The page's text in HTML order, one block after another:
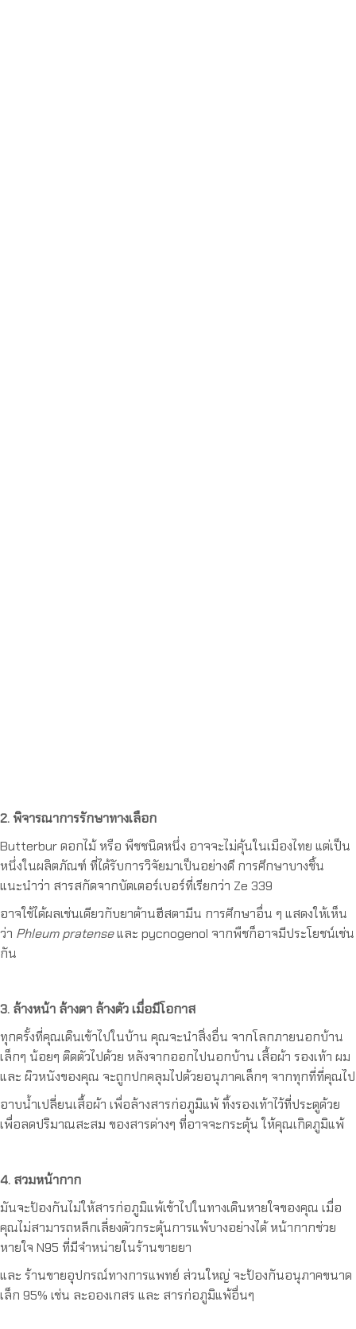
2. พิจารณาการรักษาทางเลือก
Butterbur ดอกไม้ หรือ พืชชนิดหนึ่ง อาจจะไม่คุ้นในเมืองไทย แต่เป็น
หนึ่งในผลิตภัณฑ์ ที่ได้รับการวิจัยมาเป็นอย่างดี การศึกษาบางชิ้น
แนะนำว่า สารสกัดจากบัตเตอร์เบอร์ที่เรียกว่า Ze 339
อาจใช้ได้ผลเช่นเดียวกับยาต้านฮีสตามีน การศึกษาอื่น ๆ แสดงให้เห็น
ว่า Phleum pratenseและ pycnogenol จากพืชก็อาจมีประโยชน์เช่น
กัน
3. ล้างหน้า ล้างตา ล้างตัว เมื่อมีโอกาส
ทุกครั้งที่คุณเดินเข้าไปในบ้าน คุณจะนำสิ่งอื่น จากโลกภายนอกบ้าน
เล็กๆ น้อยๆ ติดตัวไปด้วย หลังจากออกไปนอกบ้าน เสื้อผ้า รองเท้า ผม
และ ผิวหนังของคุณ จะถูกปกคลุมไปด้วยอนุภาคเล็กๆ จากทุกที่ที่คุณไป
อาบน้ำเปลี่ยนเสื้อผ้า เพื่อล้างสารก่อภูมิแพ้ ทิ้งรองเท้าไว้ที่ประตูด้วย
เพื่อลดปริมาณสะสม ของสารต่างๆ ที่อาจจะกระตุ้น ให้คุณเกิดภูมิแพ้
4. สวมหน้ากาก
มันจะป้องกันไม่ให้สารก่อภูมิแพ้เข้าไปในทางเดินหายใจของคุณ เมื่อ
คุณไม่สามารถหลีกเลี่ยงตัวกระตุ้นการแพ้บางอย่างได้ หน้ากากช่วย
หายใจ N95 ที่มีจำหน่ายในร้านขายยา
และ ร้านขายอุปกรณ์ทางการแพทย์ ส่วนใหญ่ จะป้องกันอนุภาคขนาด
เล็ก 95% เช่น ละอองเกสร และ สารก่อภูมิแพ้อื่นๆ